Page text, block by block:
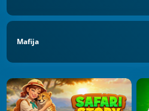
Mafija